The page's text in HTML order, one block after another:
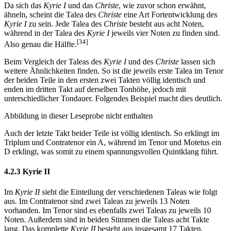
Da sich das Kyrie Iund das Christe, wie zuvor schon erwähnt,
ähneln, scheint die Talea des Christe eine Art Fortentwicklung des
Kyrie Izu sein. Jede Talea des Christe besteht aus acht Noten,
während in der Talea des Kyrie Ijeweils vier Noten zu finden sind.
Also genau die Hälfte.[34]
Beim Vergleich der Taleas des Kyrie Iund des Christe lassen sich
weitere Ähnlichkeiten finden. So ist die jeweils erste Talea im Tenor
der beiden Teile in den ersten zwei Takten völlig identisch und
enden im dritten Takt auf derselben Tonhöhe, jedoch mit
unterschiedlicher Tondauer. Folgendes Beispiel macht dies deutlich.
Abbildung in dieser Leseprobe nicht enthalten
Auch der letzte Takt beider Teile ist völlig identisch. So erklingt im
Triplum und Contratenor ein A, während im Tenor und Motetus ein
D erklingt, was somit zu einem spannungsvollen Quintklang führt.
4.2.3 Kyrie II
Im Kyrie IIsieht die Einteilung der verschiedenen Taleas wie folgt
aus. Im Contratenor sind zwei Taleas zu jeweils 13 Noten
vorhanden. Im Tenor sind es ebenfalls zwei Taleas zu jeweils 10
Noten. Außerdem sind in beiden Stimmen die Taleas acht Takte
lang. Das komplette Kyrie IIbesteht aus insgesamt 17 Takten,